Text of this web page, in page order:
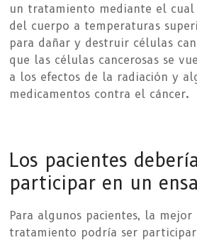
un tratamiento mediante el
del cuerpo a temperaturas
para dañar y destruir células
que las células cancerosas se
a los efectos de la radiación y
medicamentos contra el cáncer.
Los pacientes
participar en un
Para algunos pacientes, la mejor
tratamiento podría ser